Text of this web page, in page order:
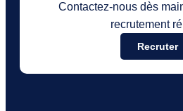
Contactez-nous dès
recrutement
Recruter